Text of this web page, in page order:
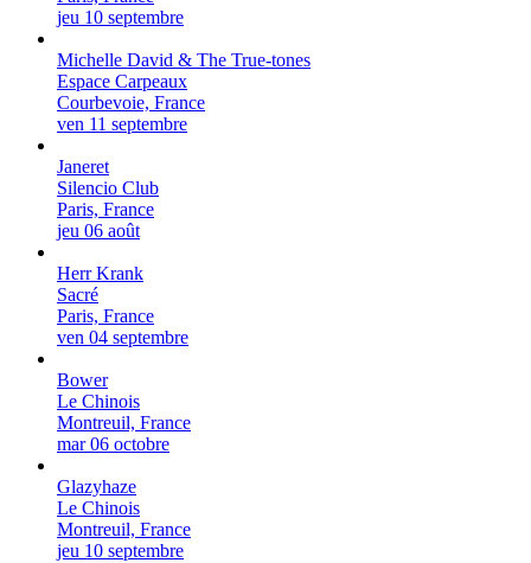
jeu 10 septembre
Michelle David & The True-tones
Espace Carpeaux
Courbevoie, France
ven 11 septembre
Janeret
Silencio Club
Paris, France
jeu 06 août
Herr Krank
Sacré
Paris, France
ven 04 septembre
Bower
Le Chinois
Montreuil, France
mar 06 octobre
Glazyhaze
Le Chinois
Montreuil, France
jeu 10 septembre